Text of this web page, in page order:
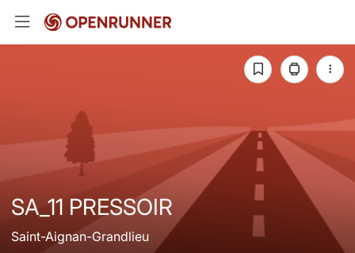
SA_11 PRESSOIR
Saint-Aignan-Grandlieu